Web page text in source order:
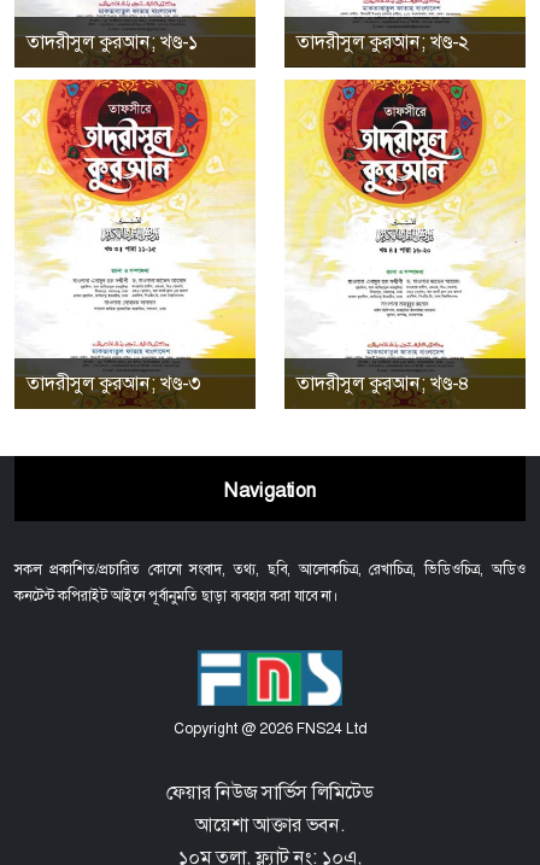
তাদরীসুল কুরআন; খণ্ড-১ তাদরীসুল কুরআন; খণ্ড-২
তাদরীসুল কুরআন; খণ্ড-৩ তাদরীসুল কুরআন; খণ্ড-৪
Navigation
সকল প্রকাশিত/প্রচারিত কোনো সংবাদ, তথ্য, ছবি, আলোকচিত্র, রেখাচিত্র, ভিডিওচিত্র, অডিও
কনটেন্ট কপিরাইট আইনে পূর্বানুমতি ছাড়া ব্যবহার করা যাবে না।
Copyright @ 2026 FNS24 Ltd
ফেয়ার নিউজ সার্ভিস লিমিটেড
আয়েশা আক্তার ভবন.
১০ম তলা, ফ্ল্যাট নং: ১০এ,